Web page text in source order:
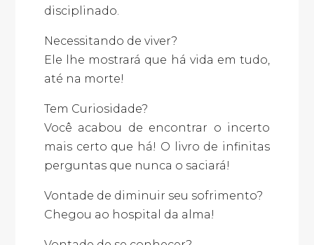
disciplinado.
Necessitando de viver?
Ele lhe mostrará que há vida em tudo,
até na morte!
Tem Curiosidade?
Você acabou de encontrar o incerto
mais certo que há! O livro de infinitas
perguntas que nunca o saciará!
Vontade de diminuir seu sofrimento?
Chegou ao hospital da alma!